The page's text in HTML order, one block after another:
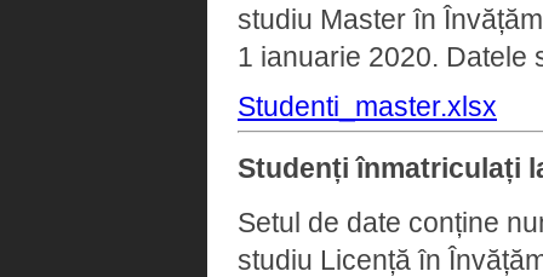
studiu Master în
1 ianuarie 2020. Datele
Studenti_master.xlsx
Studenți înmatriculați
Setul de date conține
studiu Licență în